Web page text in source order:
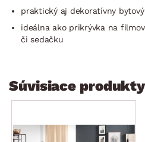
praktický aj dekoratívny
ideálna ako prikrývka na
či sedačku
Súvisiace produkty